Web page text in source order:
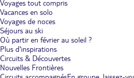
Voyages tout compris
Vacances en solo
Voyages de noces
Séjours au ski
Où partir en février au soleil ?
Plus d'inspirations
Circuits & Découvertes
Nouvelles Frontières